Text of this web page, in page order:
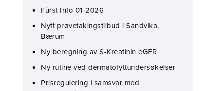
Fürst Info 01-2026
Nytt prøvetakingstilbud i Sandvika,
Bærum
Ny beregning av S-Kreatinin eGFR
Ny rutine ved dermatofyttundersøkelser
Prisregulering i samsvar med